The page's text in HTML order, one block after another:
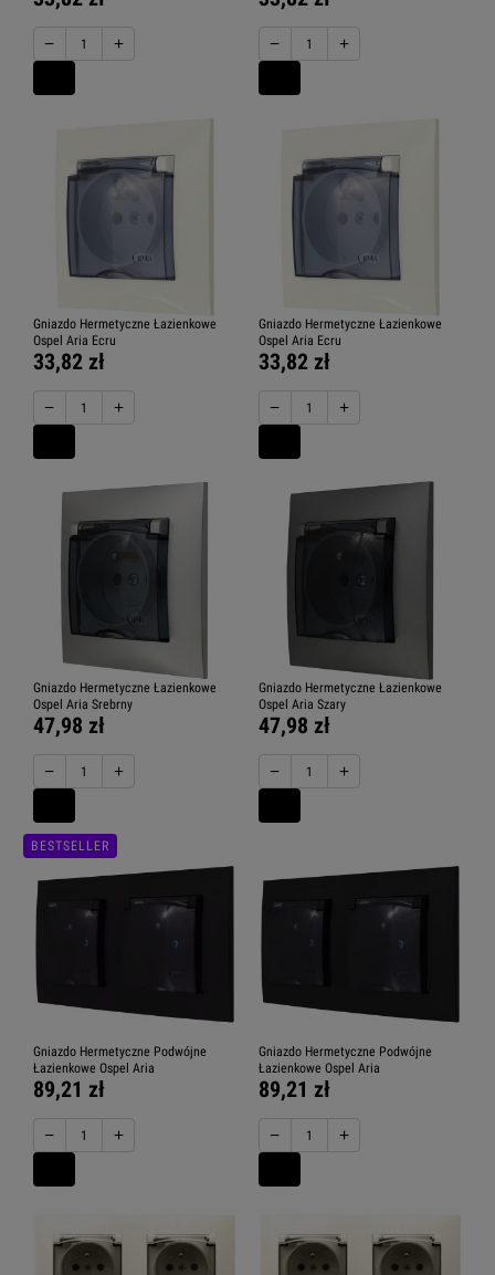
− + − +
Gniazdo Hermetyczne Łazienkowe
Ospel Aria Ecru
33,82 zł
− +
Gniazdo Hermetyczne Łazienkowe
Ospel Aria Ecru
33,82 zł
− +
Gniazdo Hermetyczne Łazienkowe
Ospel Aria Srebrny
47,98 zł
− +
Gniazdo Hermetyczne Łazienkowe
Ospel Aria Szary
47,98 zł
− +
Gniazdo Hermetyczne Podwójne
Łazienkowe Ospel Aria
89,21 zł
− +
BESTSELLER
Gniazdo Hermetyczne Podwójne
Łazienkowe Ospel Aria
89,21 zł
− +